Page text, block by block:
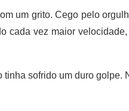
um grito. Cego pelo
cada vez maior
sofrido um duro golpe.